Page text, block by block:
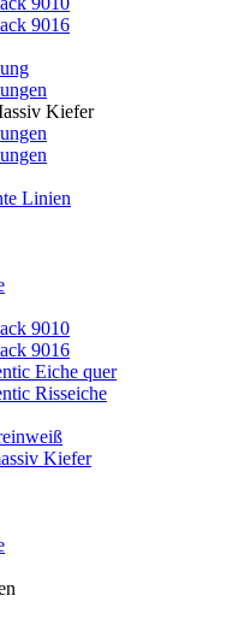
9016
Kiefer
Linien
9010
9016
Eiche quer
Risseiche
Kiefer